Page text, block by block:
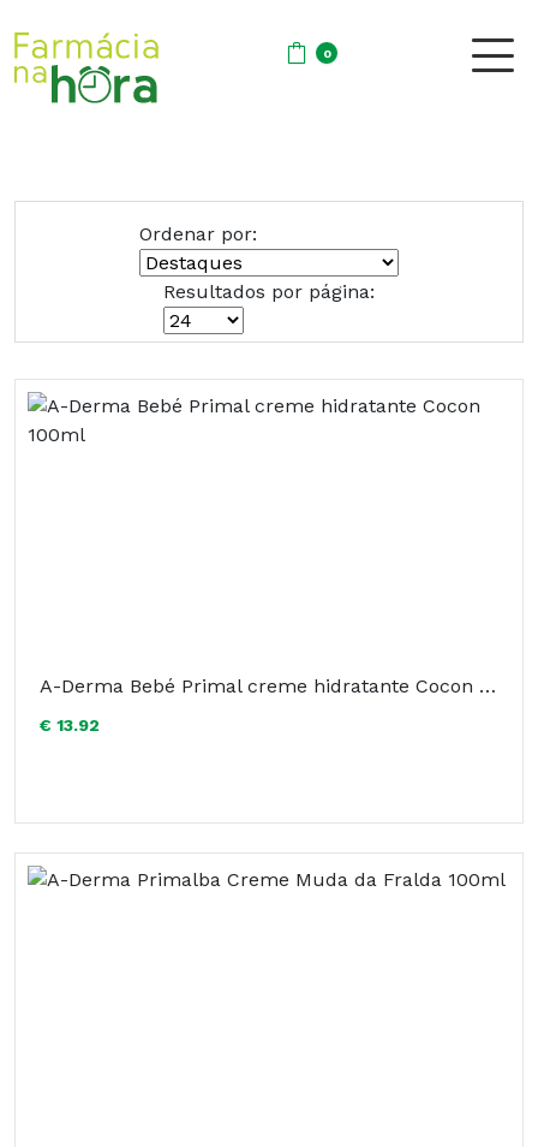
0
Ordenar por:
Resultados por página:
A-Derma Bebé Primal creme hidratante Cocon 100ml
€ 13.92